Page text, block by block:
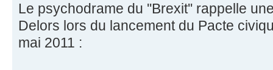
Le psychodrame du ''Brexit'' rappelle
Delors lors du lancement du Pacte
mai 2011 :